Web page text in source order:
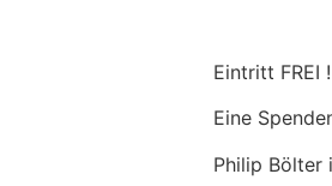
Eintritt FREI !
Eine
Philip Bölter